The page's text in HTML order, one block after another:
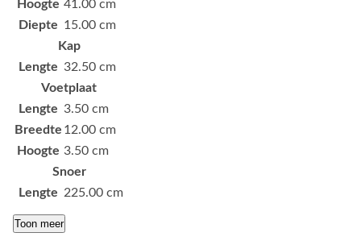
Hoogte 41.00 cm
Diepte 15.00 cm
Kap
Lengte 32.50 cm
Voetplaat
Lengte 3.50 cm
Breedte 12.00 cm
Hoogte 3.50 cm
Snoer
Lengte 225.00 cm
Toon meer